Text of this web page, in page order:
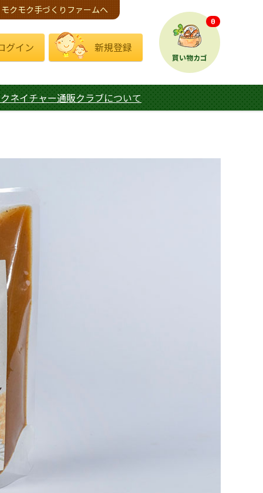
モクモク手づくりファームへ
グイン 新規登録
買い物カゴ
0
ネイチャー通販クラブについて